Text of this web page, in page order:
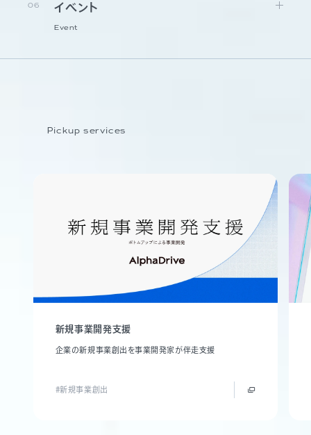
06 イベント
Event
Pickup services
新規事業開発支援
企業の新規事業創出を事業開発家が伴走支援
#新規事業創出